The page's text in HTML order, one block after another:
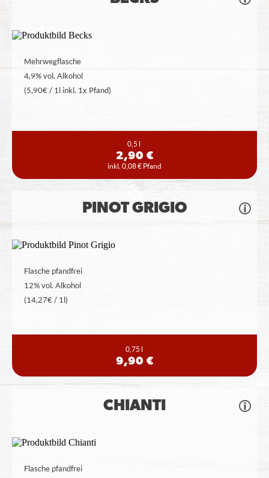
Mehrwegflasche
4,9% vol. Alkohol
(5,90€ / 1l inkl. 1x Pfand)
0,5 l
2,90 €
inkl. 0,08 € Pfand
PINOT GRIGIO
Flasche pfandfrei
12% vol. Alkohol
(14,27€ / 1l)
0,75 l
9,90 €
CHIANTI
Flasche pfandfrei